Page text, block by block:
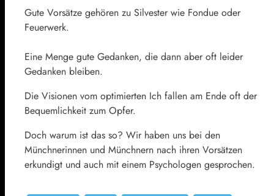
Gute Vorsätze gehören zu Silvester wie Fondue oder
Feuerwerk.
Eine Menge gute Gedanken, die dann aber oft leider
Gedanken bleiben.
Die Visionen vom optimierten Ich fallen am Ende oft der
Bequemlichkeit zum Opfer.
Doch warum ist das so? Wir haben uns bei den
Münchnerinnen und Münchnern nach ihren Vorsätzen
erkundigt und auch mit einem Psychologen gesprochen.